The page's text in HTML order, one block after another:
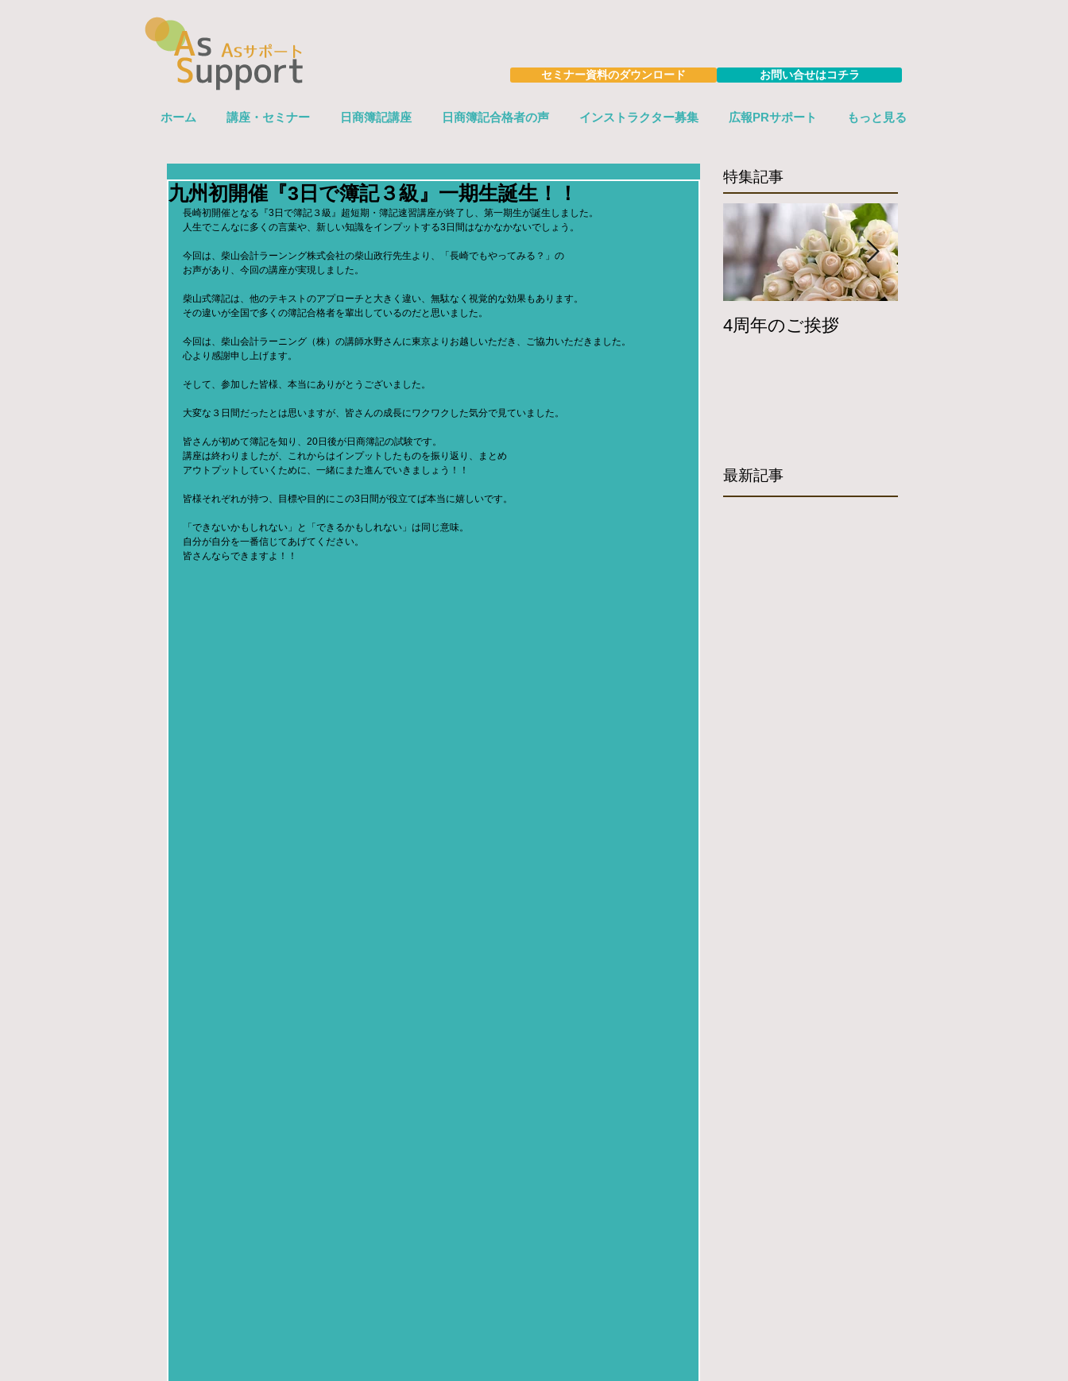
セミナー資料のダウンロード お問い合せはコチラ
ホーム 講座・セミナー 日商簿記講座 日商簿記合格者の声 インストラクター募集 広報PRサポート もっと見る
九州初開催『3日で簿記３級』一期生誕生！！
長崎初開催となる『3日で簿記３級』超短期・簿記速習講座が終了し、第一期生が誕生しました。
人生でこんなに多くの言葉や、新しい知識をインプットする3日間はなかなかないでしょう。
今回は、柴山会計ラーンング株式会社の柴山政行先生より、「長崎でもやってみる？」の
お声があり、今回の講座が実現しました。
柴山式簿記は、他のテキストのアプローチと大きく違い、無駄なく視覚的な効果もあります。
その違いが全国で多くの簿記合格者を輩出しているのだと思いました。
今回は、柴山会計ラーニング（株）の講師水野さんに東京よりお越しいただき、ご協力いただきました。
心より感謝申し上げます。
そして、参加した皆様、本当にありがとうございました。
大変な３日間だったとは思いますが、皆さんの成長にワクワクした気分で見ていました。
皆さんが初めて簿記を知り、20日後が日商簿記の試験です。
講座は終わりましたが、これからはインプットしたものを振り返り、まとめ
アウトプットしていくために、一緒にまた進んでいきましょう！！
皆様それぞれが持つ、目標や目的にこの3日間が役立てば本当に嬉しいです。
「できないかもしれない」と「できるかもしれない」は同じ意味。
自分が自分を一番信じてあげてください。
皆さんならできますよ！！
特集記事
4周年のご挨拶
最新記事